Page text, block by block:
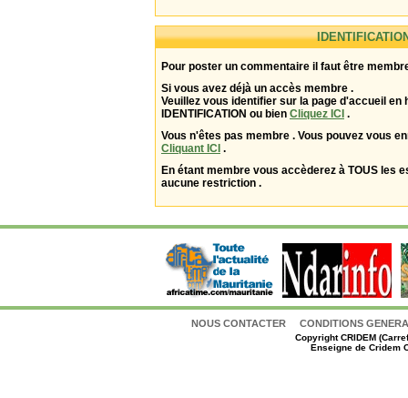
Pour poster un commentaire il faut être
Si vous avez déjà un accès membre .
Veuillez vous identifier sur la page d'accueil en
IDENTIFICATION ou bien Cliquez ICI .
Vous n'êtes pas membre . Vous pouvez vous
Cliquant ICI .
En étant membre vous accèderez à TOUS les
aucune restriction .
NOUS CONTACTER CONDITIONS
CopyrightCRIDEM
Enseigne de Cridem